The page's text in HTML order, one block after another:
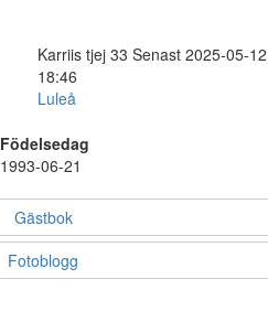
Karriis tjej 33 Senast 2025-05-12
18:46
Luleå
Födelsedag
1993-06-21
Gästbok
Fotoblogg